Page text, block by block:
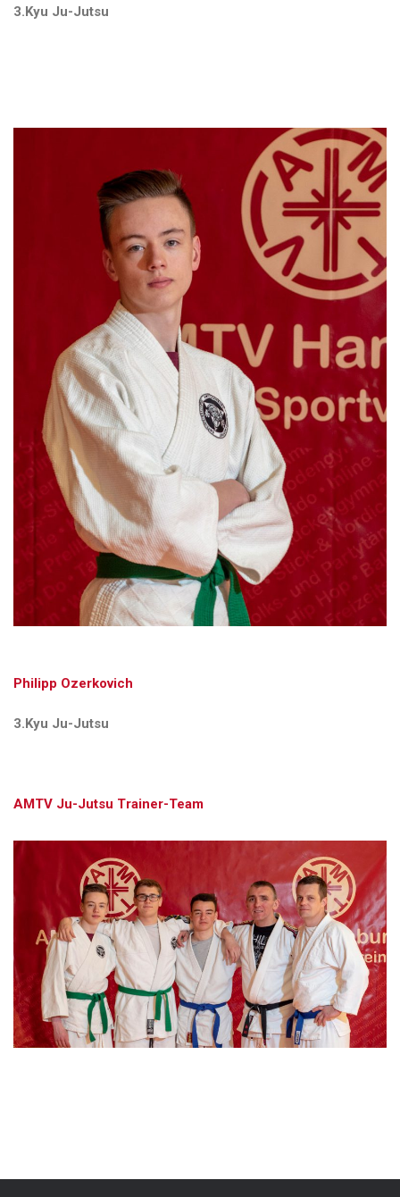
3.Kyu Ju-Jutsu
Philipp Ozerkovich
3.Kyu Ju-Jutsu
AMTV Ju-Jutsu Trainer-Team